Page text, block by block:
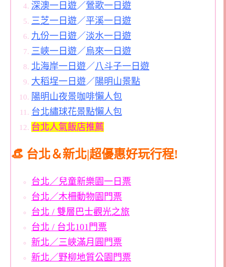
深澳一日遊／鶯歌一日遊
三芝一日遊／平溪一日遊
九份一日遊／淡水一日遊
三峽一日遊／烏來一日遊
北海岸一日遊／八斗子一日遊
大稻埕一日遊／ 陽明山景點
陽明山夜景咖啡懶人包
台北繡球花景點懶人包
台北人氣飯店推薦
👒 台北＆新北|超優惠好玩行程!
台北／兒童新樂園一日票
台北／木柵動物園門票
台北 / 雙層巴士觀光之旅
台北 / 台北101門票
新北／三峽滿月圓門票
新北／野柳地質公園門票